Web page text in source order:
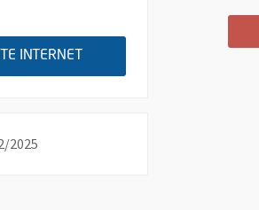
INTERNET , OUVRE UNE NOUVELLE
2025